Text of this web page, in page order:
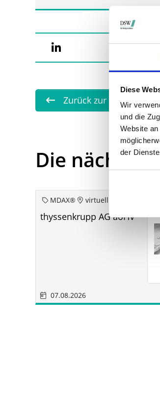
Diese
Wir
und die
Website
der
Zurück zur Übersicht
Die nächsten
MDAX® virtuell
thyssenkrupp AG aoHV
07.08.2026